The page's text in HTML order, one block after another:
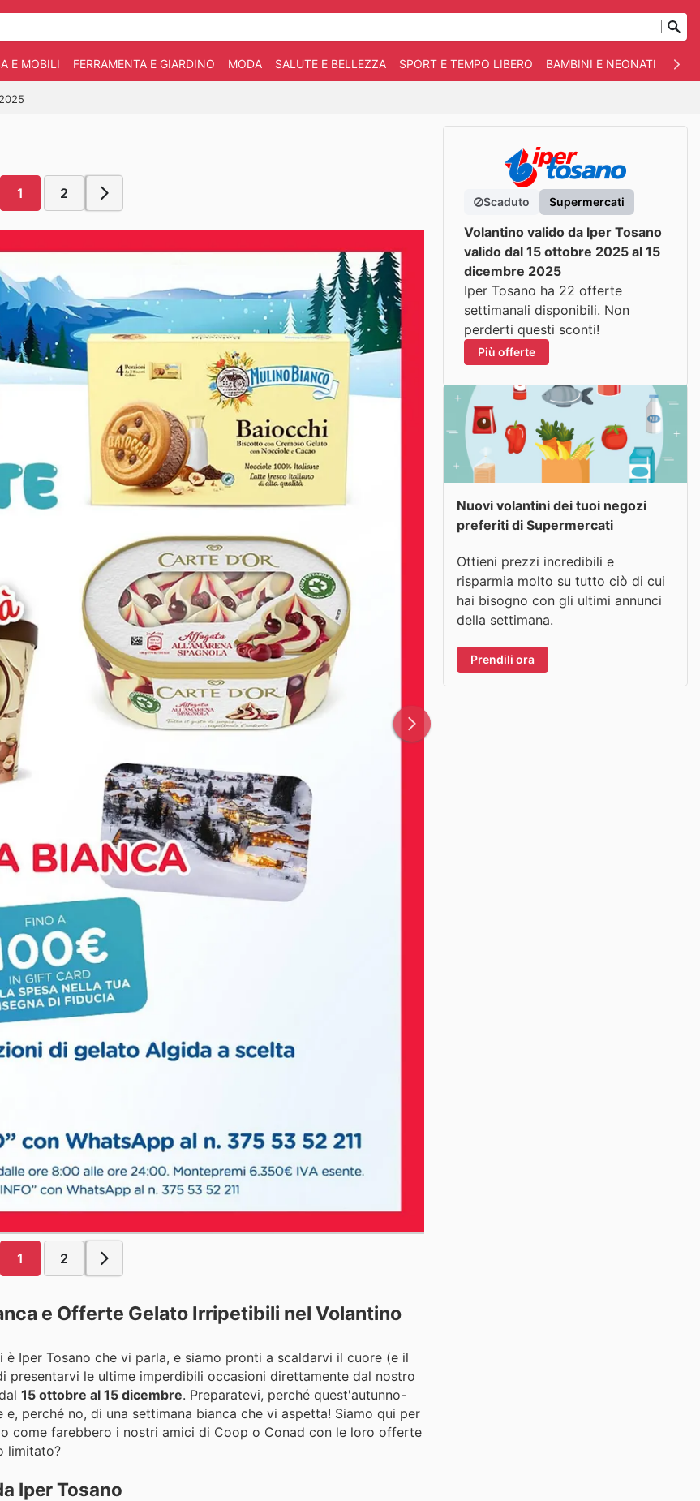
E MOBILI FERRAMENTA E GIARDINO MODA SALUTE E BELLEZZA SPORT E TEMPO LIBERO BAMBINI E NEONATI
1 2
1 2
e Offerte Gelato Irripetibili nel Volantino
Iper Tosano che vi parla, e siamo pronti a scaldarvi il cuore (e il
presentarvi le ultime imperdibili occasioni direttamente dal nostro
15 ottobre al 15 dicembre. Preparatevi, perché quest'autunno-
perché no, di una settimana bianca che vi aspetta! Siamo qui per
come farebbero i nostri amici di Coop o Conad con le loro offerte
limitato?
Iper Tosano
Scaduto Supermercati
Volantino valido da Iper Tosano
valido dal 15 ottobre 2025 al 15
dicembre 2025
Iper Tosano ha 22 offerte
settimanali disponibili. Non
perderti questi sconti!
Più offerte
Nuovi volantini dei tuoi negozi
preferiti di Supermercati
Ottieni prezzi incredibili e
risparmia molto su tutto ciò di cui
hai bisogno con gli ultimi annunci
della settimana.
Prendili ora